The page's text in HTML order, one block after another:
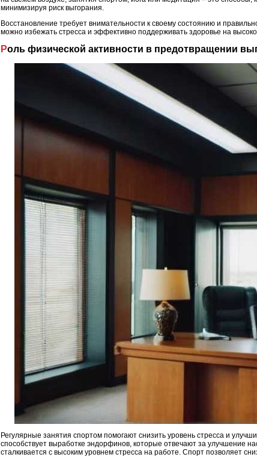
минимизируя риск выгорания.
Восстановление требует внимательности к своему состоянию и
можно избежать стресса и эффективно поддерживать здоровье на
Роль физической активности в предотвращении
Регулярные занятия спортом помогают снизить уровень стресса и
способствует выработке эндорфинов, которые отвечают за улучшение
сталкивается с высоким уровнем стресса на работе. Спорт позволяет